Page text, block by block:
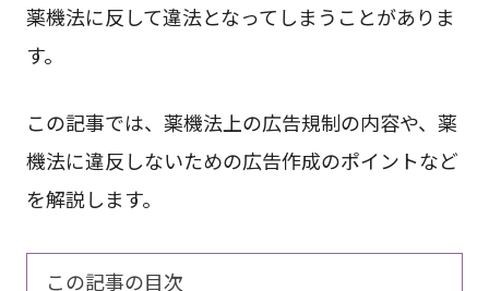
薬機法に反して違法となってしまうことがありま
す。
この記事では、薬機法上の広告規制の内容や、薬
機法に違反しないための広告作成のポイントなど
を解説します。
この記事の目次